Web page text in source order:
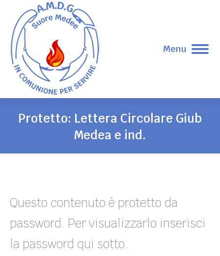
Menu
Protetto: Lettera Circolare Giub
Medea e ind.
Tu sei qui:
Questo contenuto è protetto da
password. Per visualizzarlo inserisci
la password qui sotto.